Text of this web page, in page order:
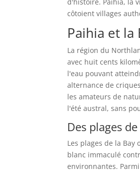
côtoient villages
Paihia et
La région du
avec huit cents
l'eau pouvant
alternance de
les amateurs de
l'été austral, sans
Des plages
Les plages de la
blanc immaculé
environnantes.